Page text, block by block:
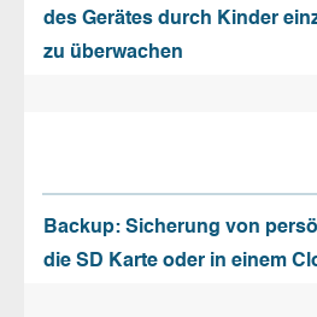
des Gerätes durch Kinder
zu überwachen
Backup: Sicherung von
die SD Karte oder in einem